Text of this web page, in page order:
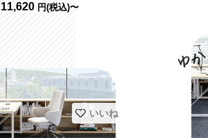
11,620 円(税込)〜
いいね